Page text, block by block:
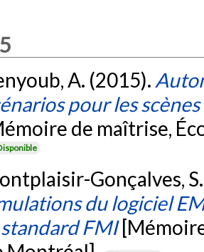
A. (2015).
pour les
de maîtrise,
Gonçalves,
du logiciel
FMI